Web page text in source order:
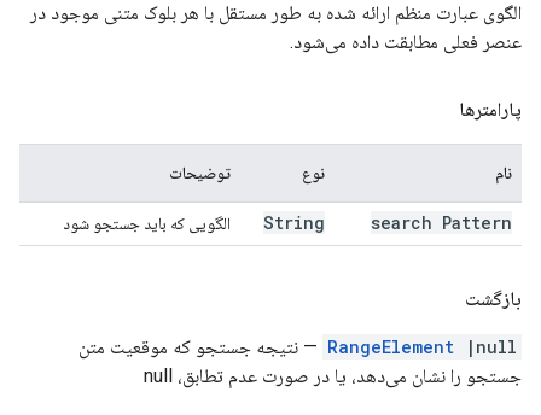
الگوی عبارت منظم ارائه شده به طور مستقل با هر بلوک متنی موجود در
عنصر فعلی مطابقت داده می‌شود.
پارامترها
نام نوع توضیحات
search Pattern
String الگویی که باید جستجو شود
بازگشت
RangeElement |null
— نتیجه جستجو که موقعیت متن
جستجو را نشان می‌دهد، یا در صورت عدم تطابق، null